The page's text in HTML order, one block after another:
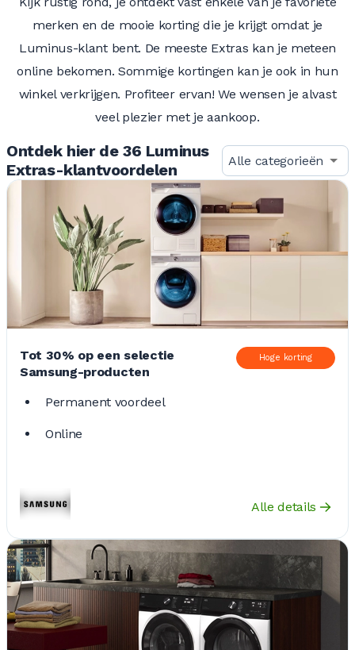
merken en de mooie korting die je krijgt omdat je
Luminus-klant bent. De meeste Extras kan je meteen
online bekomen. Sommige kortingen kan je ook in hun
winkel verkrijgen. Profiteer ervan! We wensen je alvast
veel plezier met je aankoop.
Ontdek hier de 36 Luminus
Extras-klantvoordelen
Alle categorieën
Tot 30% op een selectie
Samsung-producten
Hoge korting
Permanent voordeel
Online
Alle details